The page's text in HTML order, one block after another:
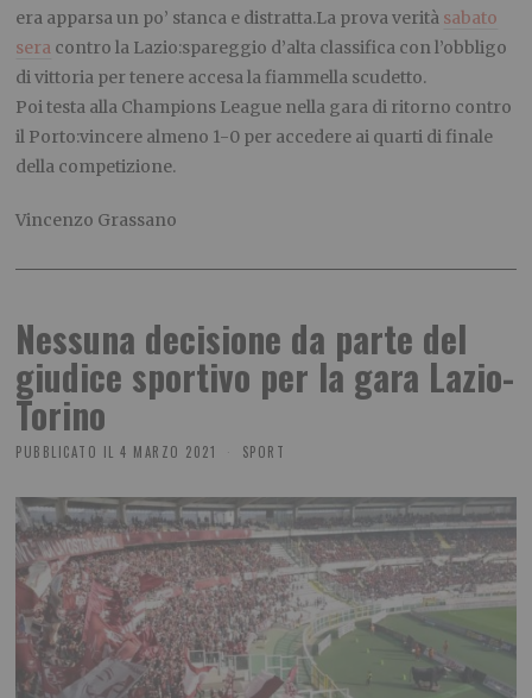
era apparsa un po’ stanca e distratta.La prova verità sabato
sera contro la Lazio:spareggio d’alta classifica con l’obbligo
di vittoria per tenere accesa la fiammella scudetto.
Poi testa alla Champions League nella gara di ritorno contro
il Porto:vincere almeno 1-0 per accedere ai quarti di finale
della competizione.
Vincenzo Grassano
Nessuna decisione da parte del
giudice sportivo per la gara Lazio-
Torino
PUBBLICATO IL 4 MARZO 2021 SPORT